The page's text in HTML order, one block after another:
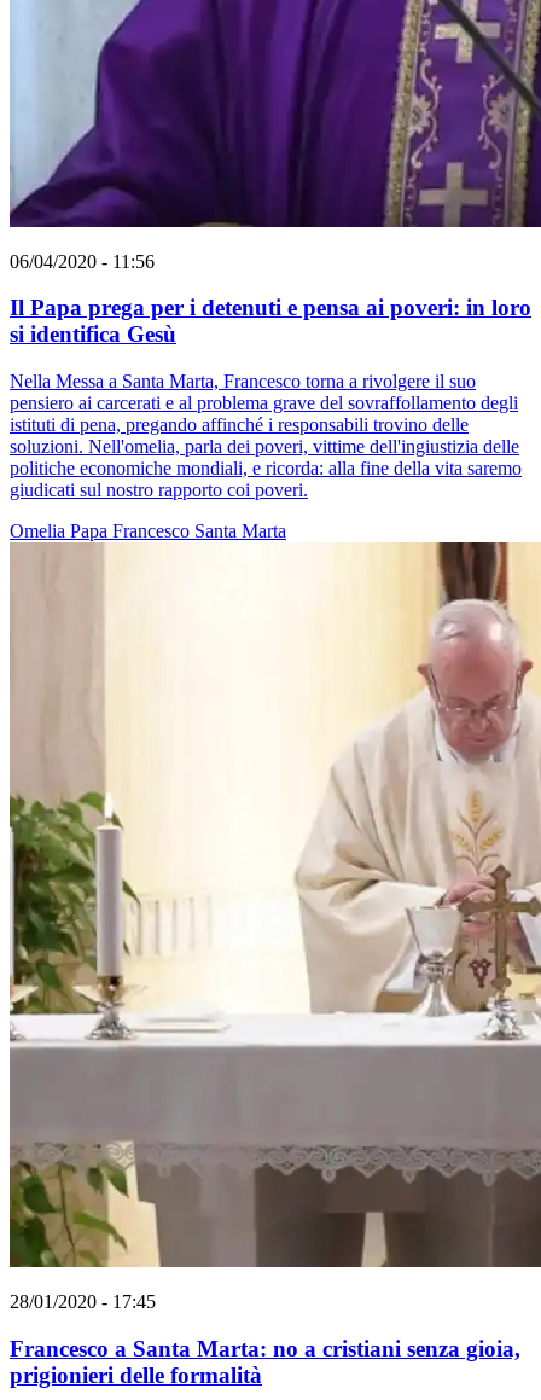
06/04/2020 - 11:56
Il Papa prega per i detenuti e pensa ai poveri: in loro
si identifica Gesù
Nella Messa a Santa Marta, Francesco torna a rivolgere il suo
pensiero ai carcerati e al problema grave del sovraffollamento degli
istituti di pena, pregando affinché i responsabili trovino delle
soluzioni. Nell'omelia, parla dei poveri, vittime dell'ingiustizia delle
politiche economiche mondiali, e ricorda: alla fine della vita saremo
giudicati sul nostro rapporto coi poveri.
Omelia Papa Francesco Santa Marta
28/01/2020 - 17:45
Francesco a Santa Marta: no a cristiani senza gioia,
prigionieri delle formalità